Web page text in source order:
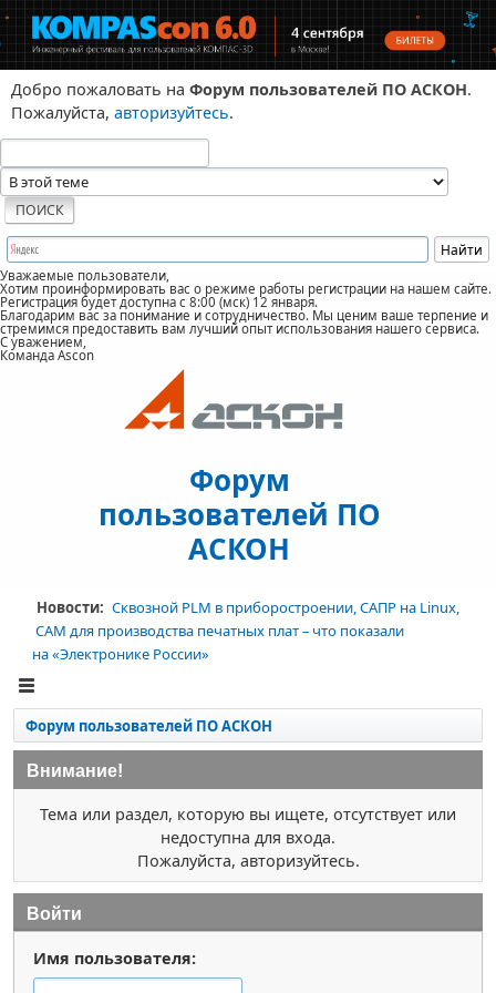
Добро пожаловать на Форум пользователей ПО АСКОН.
Пожалуйста, авторизуйтесь.
Уважаемые пользователи,
Хотим проинформировать вас о режиме работы регистрации на нашем сайте.
Регистрация будет доступна с 8:00 (мск) 12 января.
Благодарим вас за понимание и сотрудничество. Мы ценим ваше терпение и
стремимся предоставить вам лучший опыт использования нашего сервиса.
С уважением,
Команда Ascon
Форум
пользователей ПО
АСКОН
Новости: Сквозной PLM в приборостроении, САПР на Linux,
CAM для производства печатных плат – что показали
на «Электронике России»
Форум пользователей ПО АСКОН
Внимание!
Тема или раздел, которую вы ищете, отсутствует или
недоступна для входа.
Пожалуйста, авторизуйтесь.
Войти
Имя пользователя: